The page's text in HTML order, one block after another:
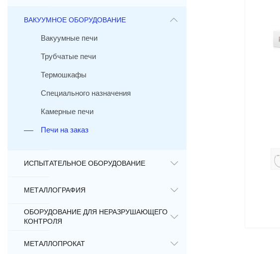
ВАКУУМНОЕ ОБОРУДОВАНИЕ
Вакуумные печи
Трубчатые печи
Термошкафы
Специального назначения
Камерные печи
Печи на заказ
ИСПЫТАТЕЛЬНОЕ ОБОРУДОВАНИЕ
МЕТАЛЛОГРАФИЯ
ОБОРУДОВАНИЕ ДЛЯ НЕРАЗРУШАЮЩЕГО
КОНТРОЛЯ
МЕТАЛЛОПРОКАТ